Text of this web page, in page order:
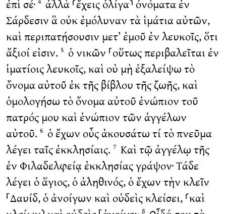
ἐπὶ σέ·
ἀλλὰ ⸂ἔχεις ὀλίγα⸃ ὀνόματα ἐν
Σάρδεσιν ἃ οὐκ ἐμόλυναν τὰ ἱμάτια αὐτῶν,
καὶ περιπατήσουσιν μετ’ ἐμοῦ ἐν λευκοῖς, ὅτι
ἄξιοί εἰσιν. 5 ὁ νικῶν ⸀οὕτως περιβαλεῖται ἐν
ἱματίοις λευκοῖς, καὶ οὐ μὴ ἐξαλείψω τὸ
ὄνομα αὐτοῦ ἐκ τῆς βίβλου τῆς ζωῆς, καὶ
ὁμολογήσω τὸ ὄνομα αὐτοῦ ἐνώπιον τοῦ
πατρός μου καὶ ἐνώπιον τῶν ἀγγέλων
αὐτοῦ. 6 ὁ ἔχων οὖς ἀκουσάτω τί τὸ πνεῦμα
λέγει ταῖς ἐκκλησίαις. 7 Καὶ τῷ ἀγγέλῳ τῆς
ἐν Φιλαδελφείᾳ ἐκκλησίας γράψον· Τάδε
λέγει ὁ ἅγιος, ὁ ἀληθινός, ὁ ἔχων τὴν κλεῖν
⸀Δαυίδ, ὁ ἀνοίγων καὶ οὐδεὶς κλείσει, ⸂καὶ
8